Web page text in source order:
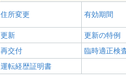
住所変更 有効期間
更新
更新の特例
再交付
臨時適正検
運転経歴証明書